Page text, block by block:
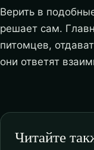
Верить в
решает сам.
питомцев,
они ответят
Читайте